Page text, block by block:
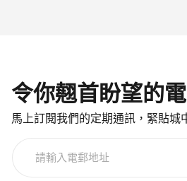
令你翹首盼望的
馬上訂閱我們的定期通訊，緊貼城